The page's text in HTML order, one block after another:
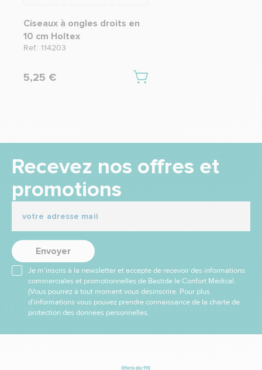
Ciseaux à ongles droits en
10 cm Holtex
Ref.: 114203
5,25 €
Recevez nos offres et
promotions
Envoyer
Je m’inscris à la newsletter et accepte de recevoir des informations
commerciales et promotionnelles de Bastide le Confort Médical.
(Vous pourrez à tout moment vous désinscrire. Pour plus
d’informations vous pouvez prendre connaissance de la charte de
protection des données personnelles.